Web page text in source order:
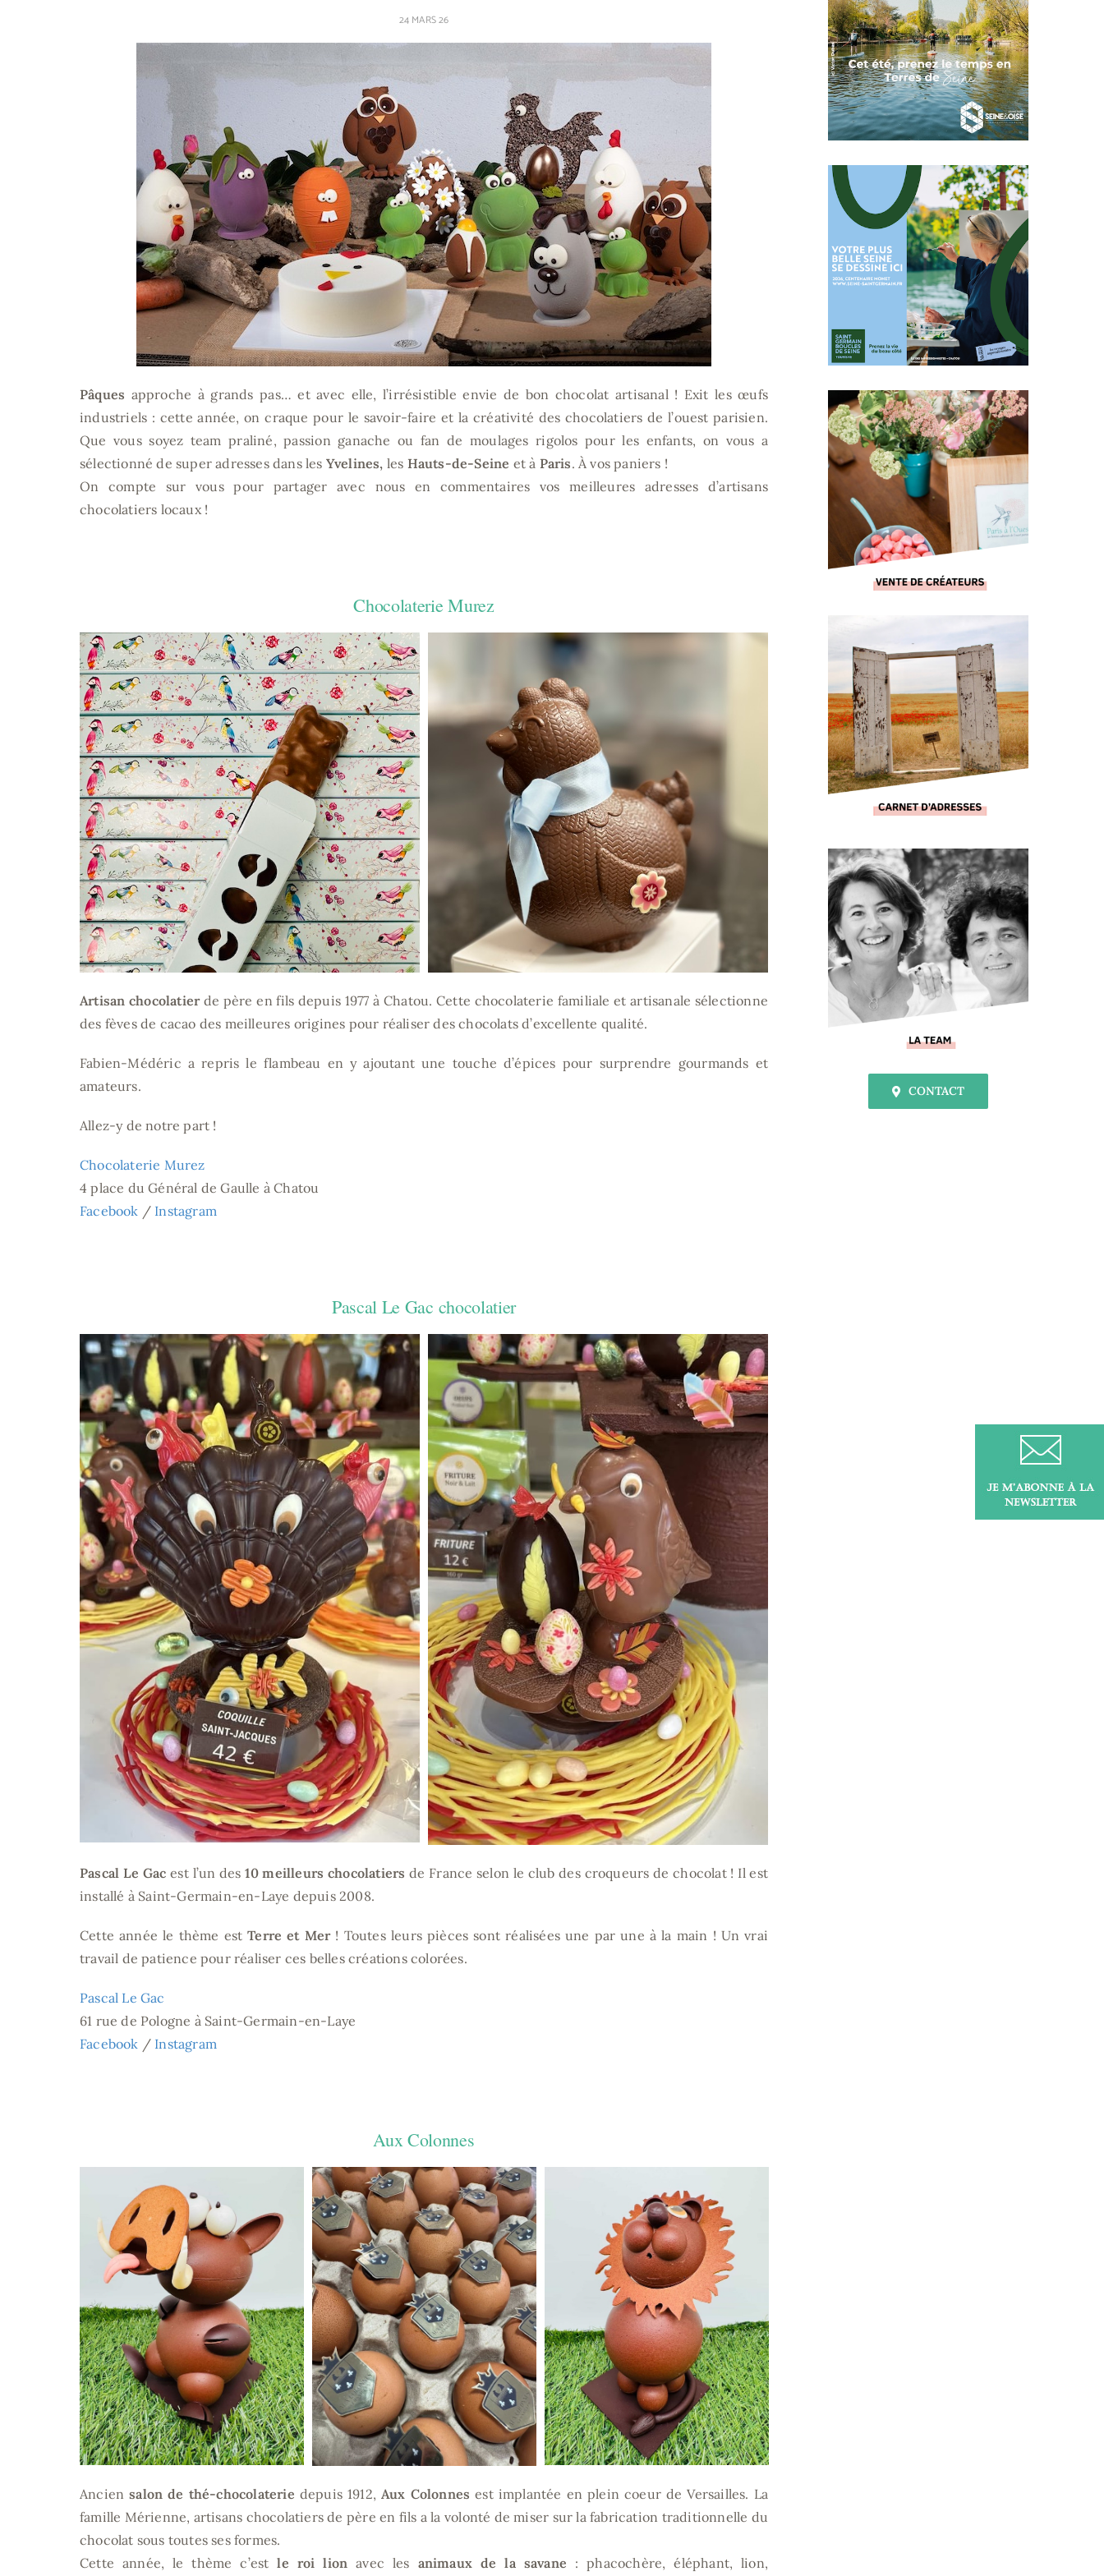
24 MARS 26
Pâques approche à grands pas… et avec elle, l’irrésistible envie de bon chocolat artisanal ! Exit les œufs
industriels : cette année, on craque pour le savoir-faire et la créativité des chocolatiers de l’ouest parisien.
Que vous soyez team praliné, passion ganache ou fan de moulages rigolos pour les enfants, on vous a
sélectionné de super adresses dans les Yvelines, les Hauts-de-Seine et à Paris. À vos paniers !
On compte sur vous pour partager avec nous en commentaires vos meilleures adresses d’artisans
chocolatiers locaux !
Chocolaterie Murez
Artisan chocolatierde père en fils depuis 1977 à Chatou. Cette chocolaterie familiale et artisanale sélectionne
des fèves de cacao des meilleures origines pour réaliser des chocolats d’excellente qualité.
Fabien-Médéric a repris le flambeau en y ajoutant une touche d’épices pour surprendre gourmands et
amateurs.
Allez-y de notre part !
Chocolaterie Murez
4 place du Général de Gaulle à Chatou
Facebook / Instagram
Pascal Le Gac chocolatier
Pascal Le Gac est l’un des10 meilleurs chocolatiers de France selon le club des croqueurs de chocolat ! Il est
installé à Saint-Germain-en-Laye depuis 2008.
Cette année le thème estTerre et Mer ! Toutes leurs pièces sont réalisées une par une à la main ! Un vrai
travail de patience pour réaliser ces belles créations colorées.
Pascal Le Gac
61 rue de Pologne à Saint-Germain-en-Laye
Facebook / Instagram
Aux Colonnes
Anciensalon de thé-chocolaterie depuis 1912, Aux Colonnesest implantée en plein coeur de Versailles. La
famille Mérienne, artisans chocolatiers de père en fils a la volonté de miser sur la fabrication traditionnelle du
chocolat sous toutes ses formes.
Cette année, le thème c’est le roi lion avec les animaux de la savane : phacochère, éléphant, lion,
CONTACT